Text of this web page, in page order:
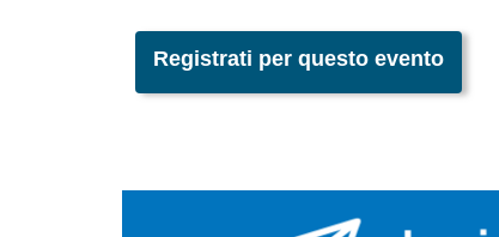
Registrati per questo evento